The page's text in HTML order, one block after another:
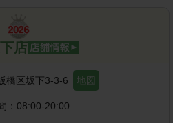
店
橋区坂下3-3-6 地図
： 08:00-20:00